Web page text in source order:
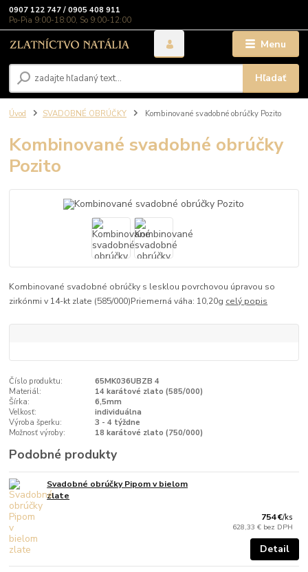
Menu
Hľadať
0907 122 747 / 0905 408 911
Po-Pia 9:00-18:00, So 9:00-12:00
Úvod SVADOBNÉ OBRÚČKY Kombinované svadobné obrúčky Pozito
Kombinované svadobné obrúčky
Pozito
Kombinované svadobné obrúčky s lesklou povrchovou úpravou so
zirkónmi v 14-kt zlate (585/000)Priemerná váha: 10,20g celý popis
Číslo produktu:
65MK036UBZB 4
Materiál:
14 karátové zlato (585/000)
Šírka:
6,5mm
Velkosť:
individuálna
Výroba šperku:
3 - 4 týždne
Možnosť výroby:
18 karátové zlato (750/000)
Podobné produkty
Svadobné obrúčky Pipom v bielom
zlate
754 €/ks
628,33 € bez DPH
Detail